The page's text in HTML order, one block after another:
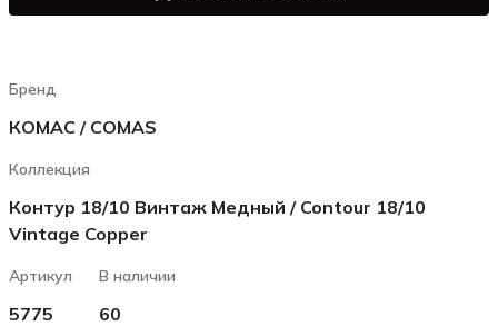
Бренд
КОМАС / COMAS
Коллекция
Контур 18/10 Винтаж Медный / Contour 18/10
Vintage Copper
Артикул
5775
В наличии
60